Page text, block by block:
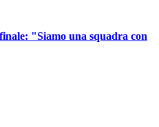
"Siamo una squadra con